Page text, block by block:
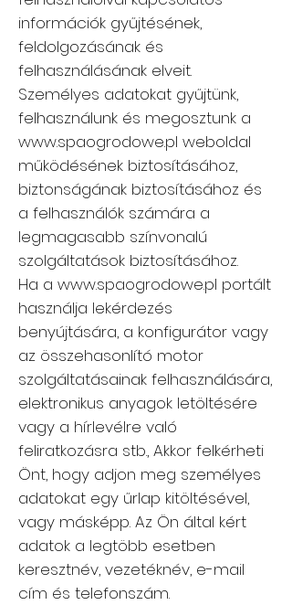
információk gyűjtésének,
feldolgozásának és
felhasználásának elveit.
Személyes adatokat gyűjtünk,
felhasználunk és megosztunk a
www.spaogrodowe.pl weboldal
működésének biztosításához,
biztonságának biztosításához és
a felhasználók számára a
legmagasabb színvonalú
szolgáltatások biztosításához.
Ha a www.spaogrodowe.pl portált
használja lekérdezés
benyújtására, a konfigurátor vagy
az összehasonlító motor
szolgáltatásainak felhasználására,
elektronikus anyagok letöltésére
vagy a hírlevélre való
feliratkozásra stb., Akkor felkérheti
Önt, hogy adjon meg személyes
adatokat egy űrlap kitöltésével,
vagy másképp. Az Ön által kért
adatok a legtöbb esetben
keresztnév, vezetéknév, e-mail
cím és telefonszám.